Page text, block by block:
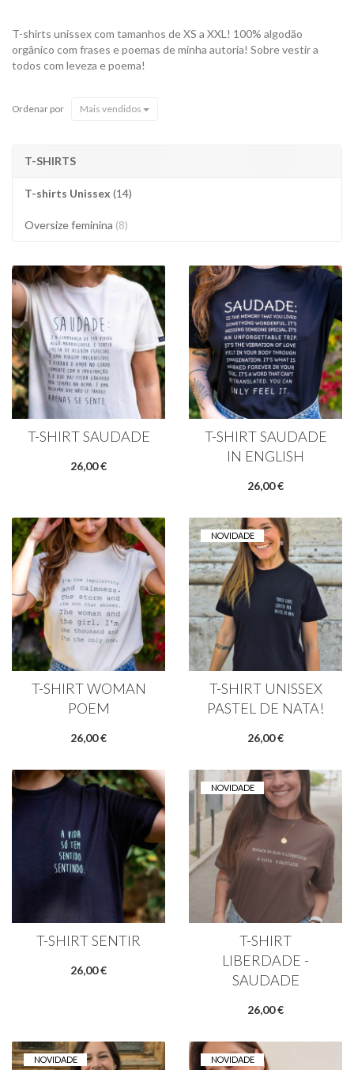
T-shirts unissex com tamanhos de XS a XXL! 100% algodão
orgânico com frases e poemas de minha autoria! Sobre vestir a
todos com leveza e poema!
Ordenar por Mais vendidos
T-SHIRTS
T-shirts Unissex (14)
Oversize feminina (8)
T-SHIRT SAUDADE
26,00 €
T-SHIRT SAUDADE
IN ENGLISH
26,00 €
T-SHIRT WOMAN
POEM
26,00 €
NOVIDADE
T-SHIRT UNISSEX
PASTEL DE NATA!
26,00 €
T-SHIRT SENTIR
26,00 €
NOVIDADE
T-SHIRT
LIBERDADE -
SAUDADE
26,00 €
NOVIDADE NOVIDADE